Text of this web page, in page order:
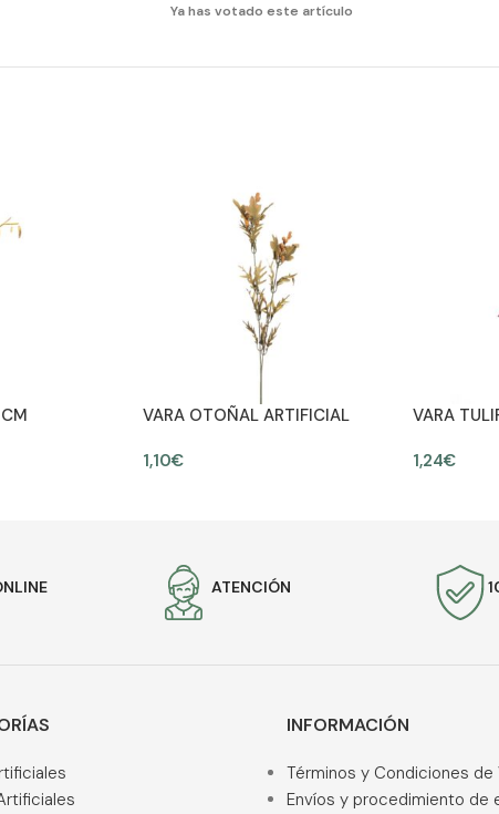
Ya has votado este artículo
VARA OTOÑAL ARTIFICIAL
1,10€
VARA
1,24€
ATENCIÓN
INFORMACIÓN
Términos y Condiciones de
Envíos y procedimiento de